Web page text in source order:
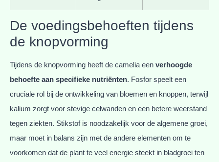
De voedingsbehoeften tijdens
de knopvorming
Tijdens de knopvorming heeft de camelia een verhoogde
behoefte aan specifieke nutriënten. Fosfor speelt een
cruciale rol bij de ontwikkeling van bloemen en knoppen, terwijl
kalium zorgt voor stevige celwanden en een betere weerstand
tegen ziekten. Stikstof is noodzakelijk voor de algemene groei,
maar moet in balans zijn met de andere elementen om te
voorkomen dat de plant te veel energie steekt in bladgroei ten